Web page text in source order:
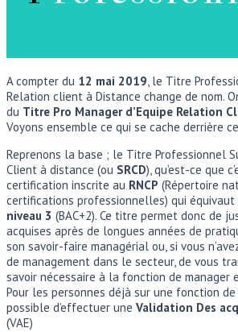
A compter du 12 mai 2019, le Titre
Relation client à Distance change de nom.
du Titre Pro Manager d’Equipe Relation
Voyons ensemble ce qui se cache derrière
Reprenons la base ; le Titre Professionnel
Client à distance (ou SRCD), qu’est-ce que
certification inscrite au RNCP (Répertoire
certifications professionnelles) qui équivaut
niveau 3 (BAC+2). Ce titre permet donc de
acquises après de longues années de
son savoir-faire managérial ou, si vous
de management dans le secteur, de vous
savoir nécessaire à la fonction de manager
Pour les personnes déjà sur une fonction
possible d’effectuer une Validation Des
(VAE)